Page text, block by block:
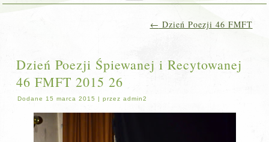
← Dzień Poezji 46 FMFT
Dzień Poezji Śpiewanej i Recytowanej
46 FMFT 2015 26
Dodane 15 marca 2015 |przez admin2